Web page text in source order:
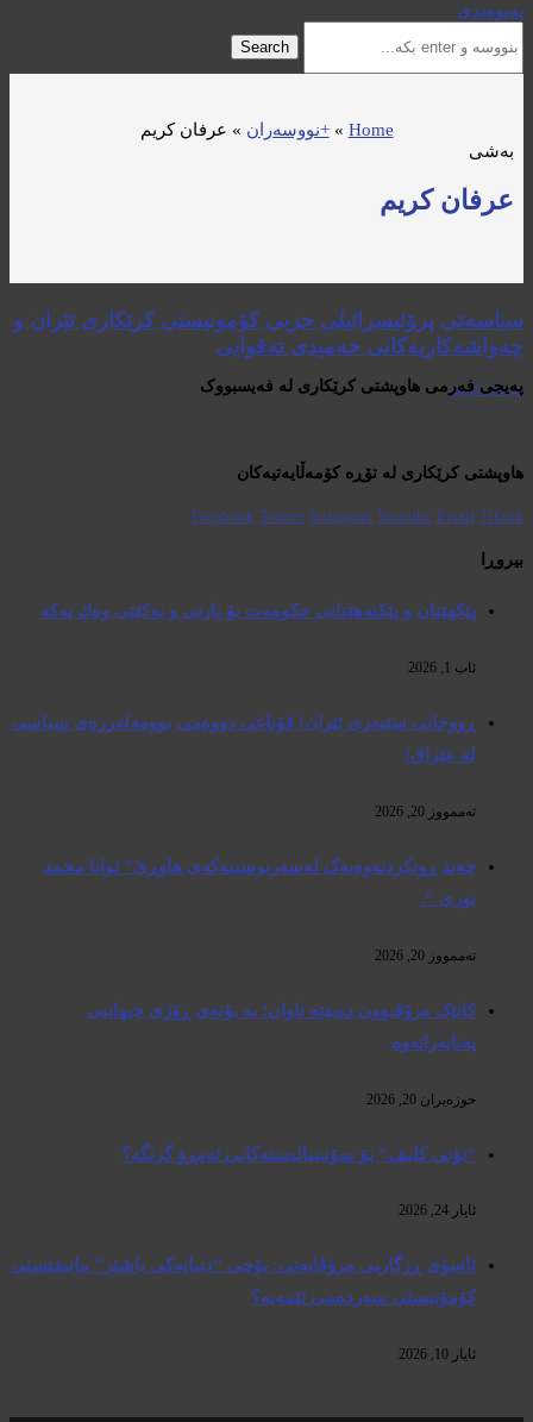
پەیوەندی
Search
Home
»+نووسەران » عرفان کریم
بەشی
عرفان کریم
سیاسەتی پرۆئیسرائیلی حزبی کۆمونیستی کرێکاری ئێران و
چەواشەکاریەکانی حەمیدی تەقوایی
عرفان کریم
پەیجی فەرمی هاوپشتی کرێکاری لە فەیسبووک
هاوپشتی کرێکاری لە تۆڕە کۆمەڵایەتیەکان
Facebook Twitter Instagram Youtube Email Tiktok
بیروڕا
پێكهێنان و پێكنەهێنانی حكومەت بۆ پارتی و یەكێتی وەك یەكە
ئاب 1, 2026
ڕووخانی سێبەری ئێران! قۆناغی دووەمی بوومەلەرزەی سیاسی
لە عێراق!
تەممووز 20, 2026
چەند ڕونکردنەوەیەک لەسەرنوسینەکەی هاوڕێ” توانا محمد
نوری “.
تەممووز 20, 2026
کاتێک مرۆڤبوون دەبێتە تاوان؛ بە بۆنەی ڕۆژی جیهانیی
پەنابەرانەوە
حوزه‌یران 20, 2026
“تۆنی کلیف” بۆ سۆسیالیستەکانی ئەمڕۆ گرنگە؟
ئایار 24, 2026
ئاسۆی ڕزگاریی مرۆڤایەتی: بۆچی “دنیایەکی باشتر” مانیفێستی
کۆمۆنیستی سەردەمی ئێمەیە؟
ئایار 10, 2026